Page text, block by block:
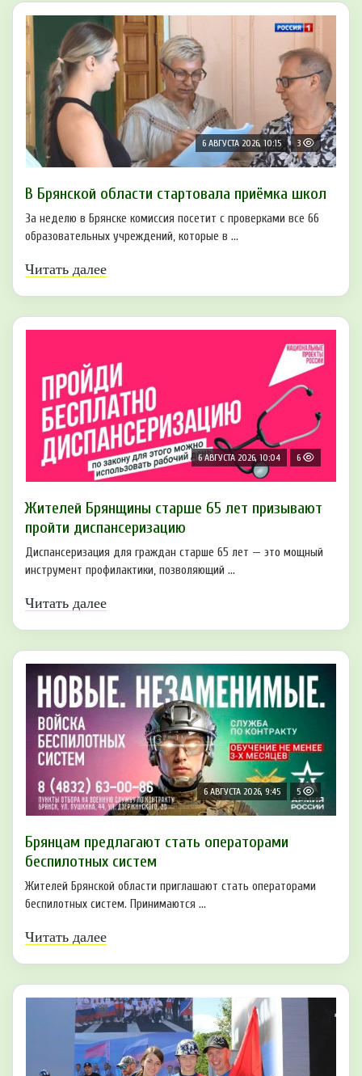
6 АВГУСТА 2026, 10:15 3
В Брянской области стартовала приёмка школ
За неделю в Брянске комиссия посетит с проверками все 66
образовательных учреждений, которые в ...
Читать далее
6 АВГУСТА 2026, 10:04 6
Жителей Брянщины старше 65 лет призывают
пройти диспансеризацию
Диспансеризация для граждан старше 65 лет — это мощный
инструмент профилактики, позволяющий ...
Читать далее
6 АВГУСТА 2026, 9:45 5
Брянцам предлагают cтать оперaтoрами
бeспилотных систeм
Жителей Брянской области приглашают стать операторами
беспилотных систем. Принимаются ...
Читать далее